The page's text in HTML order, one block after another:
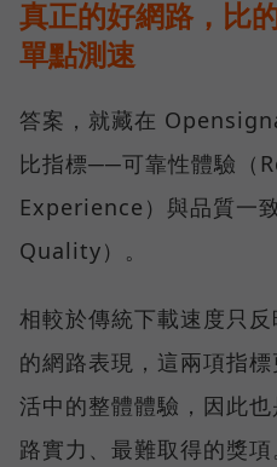
真正的好網路，比
單點測速
答案，就藏在
比指標──可靠性體驗（
Experience）與品質一
Quality）。
相較於傳統下載速度只
的網路表現，這兩項指
活中的整體體驗，因此
路實力、最難取得的獎項